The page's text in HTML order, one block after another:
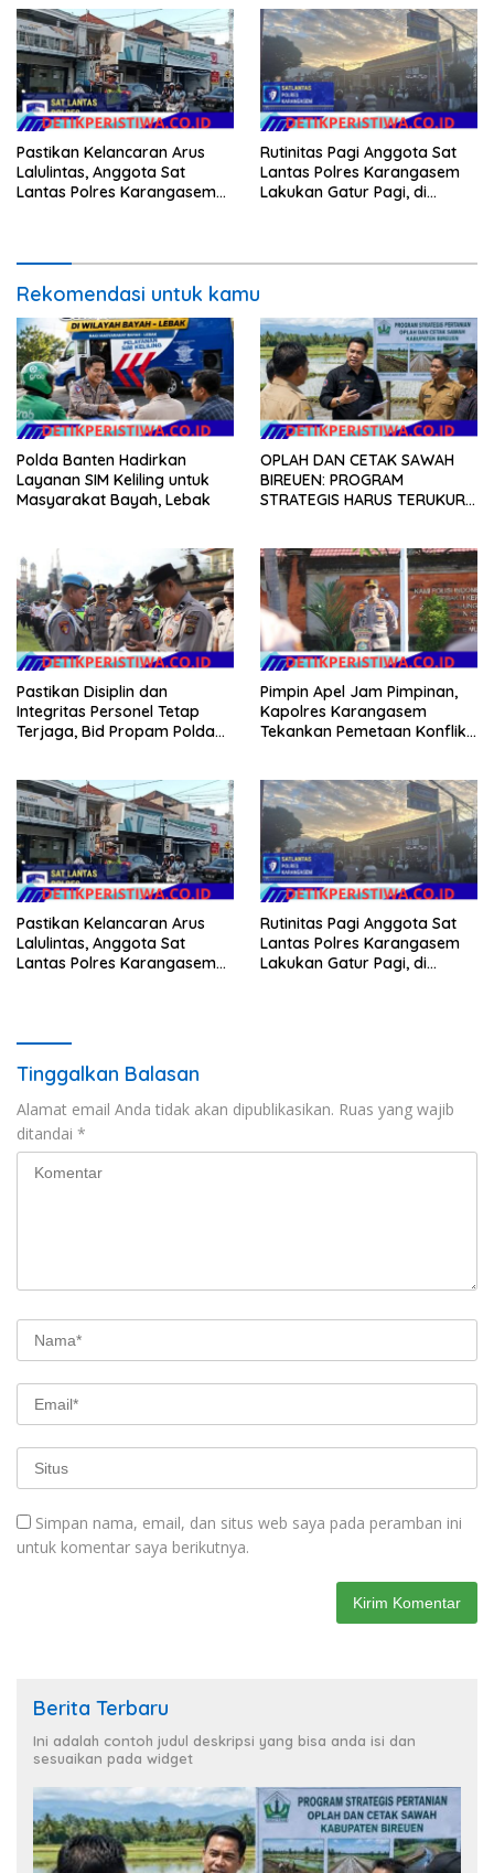
Pastikan Kelancaran Arus
Lalulintas, Anggota Sat
Lantas Polres Karangasem
Rutinitas Pagi Anggota Sat
Lantas Polres Karangasem
Lakukan Gatur Pagi, di
Rekomendasi untuk kamu
Polda Banten Hadirkan
Layanan SIM Keliling untuk
Masyarakat Bayah, Lebak
OPLAH DAN CETAK SAWAH
BIREUEN: PROGRAM
STRATEGIS HARUS TERUKUR,
Pastikan Disiplin dan
Integritas Personel Tetap
Terjaga, Bid Propam Polda
Pimpin Apel Jam Pimpinan,
Kapolres Karangasem
Tekankan Pemetaan Konflik
Pastikan Kelancaran Arus
Lalulintas, Anggota Sat
Lantas Polres Karangasem
Rutinitas Pagi Anggota Sat
Lantas Polres Karangasem
Lakukan Gatur Pagi, di
Tinggalkan Balasan
Alamat email Anda tidak akan dipublikasikan. Ruas yang wajib
ditandai *
Simpan nama, email, dan situs web saya pada peramban ini
untuk komentar saya berikutnya.
Berita Terbaru
Ini adalah contoh judul deskripsi yang bisa anda isi dan
sesuaikan pada widget